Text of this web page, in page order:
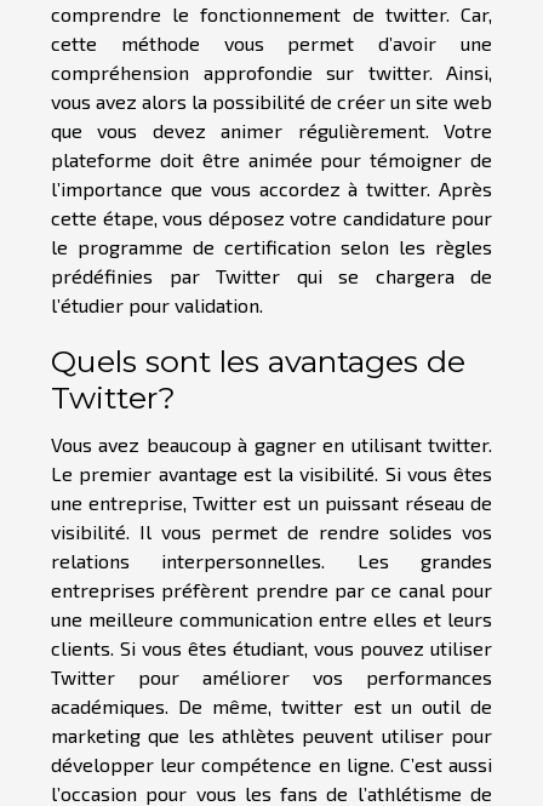
comprendre le fonctionnement de twitter. Car,
cette méthode vous permet d’avoir une
compréhension approfondie sur twitter. Ainsi,
vous avez alors la possibilité de créer un site web
que vous devez animer régulièrement. Votre
plateforme doit être animée pour témoigner de
l’importance que vous accordez à twitter. Après
cette étape, vous déposez votre candidature pour
le programme de certification selon les règles
prédéfinies par Twitter qui se chargera de
l’étudier pour validation.
Quels sont les avantages de
Twitter?
Vous avez beaucoup à gagner en utilisant twitter.
Le premier avantage est la visibilité. Si vous êtes
une entreprise, Twitter est un puissant réseau de
visibilité. Il vous permet de rendre solides vos
relations interpersonnelles. Les grandes
entreprises préfèrent prendre par ce canal pour
une meilleure communication entre elles et leurs
clients. Si vous êtes étudiant, vous pouvez utiliser
Twitter pour améliorer vos performances
académiques. De même, twitter est un outil de
marketing que les athlètes peuvent utiliser pour
développer leur compétence en ligne. C’est aussi
l’occasion pour vous les fans de l’athlétisme de